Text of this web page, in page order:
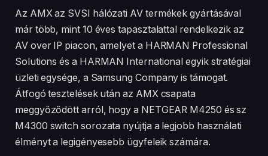
Az AMX az SVSI hálózati AV termékek gyártásával
már több, mint 10 éves tapasztalattal rendelkezik az
AV over IP piacon, amelyet a HARMAN Professional
Solutions és a HARMAN International egyik stratégiai
üzleti egysége, a Samsung Company is támogat.
Átfogó tesztelések után az AMX csapata
meggyőződött arról, hogy a NETGEAR M4250 és sz
M4300 switch sorozata nyújtja a legjobb használati
élményt a legigényesebb ügyfeleik számára.